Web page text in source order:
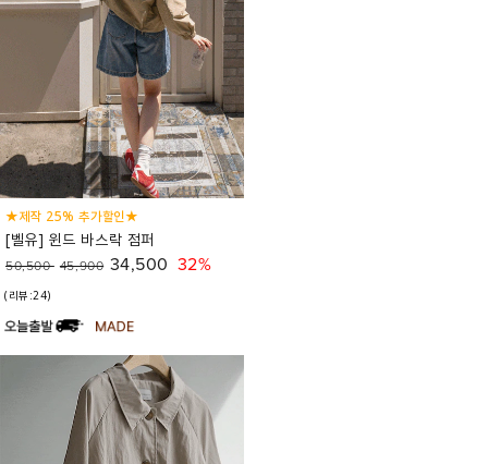
★제작 25% 추가할인★
[벨유] 윈드 바스락 점퍼
50,500 45,900 34,500 32%
(리뷰:24)